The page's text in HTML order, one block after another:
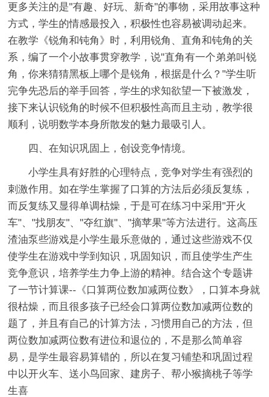
更多关注的是"有趣、好玩、新奇"的事物，采用故事这种
方式，学生的情感最投入，积极性也容易被调动起来。
在教学《锐角和钝角》时，利用锐角、直角和钝角的关
系，编了一个小故事贯穿教学，说"直角有一个弟弟叫锐
角，你来猜猜黑板上哪个是锐角，根据是什么？"学生听
完争先恐后的举手回答，学生的求知欲望一下被激发，
接下来认识锐角的时候不但积极性高而且主动，教学很
顺利，说明数学本身所散发的魅力最吸引人。
四、在知识巩固上，创设竞争情境。
小学生具有好胜的心理特点，竞争对学生有强烈的
刺激作用。如在学生掌握了口算的方法后必须反复练，
而反复练又显得单调枯燥，于是可在练习中采用"开火
车"、"找朋友"、"夺红旗"、"摘苹果"等方法进行。这高压
渣油泵些游戏是小学生最乐意做的，通过这些游戏不仅
使学生在游戏中学到知识，巩固知识，而且使学生产生
竞争意识，培养学生力争上游的精神。结合这个专题讲
了一节计算课--《口算两位数加减两位数》，口算本身就
很枯燥，而且很多孩子已经会口算两位数加减两位数的
题了，并且有自己的计算方法，习惯用自己的方法，但
两位数加减两位数有进位和退位的，不是那么简单容
易，是学生最容易算错的，所以在复习铺垫和巩固过程
中以开火车、送小鸟回家、建房子、帮小猴摘桃子等学
生喜